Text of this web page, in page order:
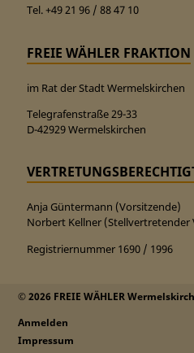
Tel. +49 21 96 / 88 47 10
FREIE WÄHLER FRAKTION
im Rat der Stadt Wermelskirchen
Telegrafenstraße 29-33
D-42929 Wermelskirchen
Anja Güntermann (Vorsitzende)
Norbert Kellner (Stellvertretender
Registriernummer 1690 / 1996
© 2026 FREIE WÄHLER
Anmelden
Impressum